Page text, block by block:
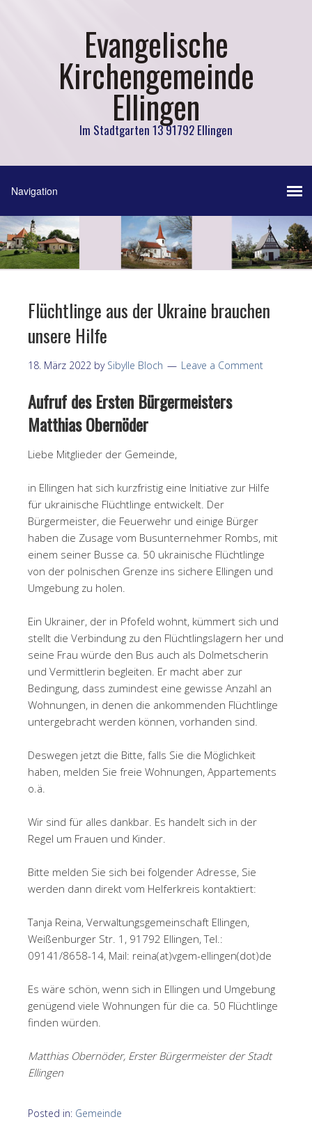
Evangelische
Kirchengemeinde
Ellingen
Im Stadtgarten 13 91792 Ellingen
Flüchtlinge aus der Ukraine brauchen
unsere Hilfe
18. März 2022 by Sibylle Bloch Leave a Comment
Aufruf des Ersten Bürgermeisters
Matthias Obernöder
Liebe Mitglieder der Gemeinde,
in Ellingen hat sich kurzfristig eine Initiative zur Hilfe
für ukrainische Flüchtlinge entwickelt. Der
Bürgermeister, die Feuerwehr und einige Bürger
haben die Zusage vom Busunternehmer Rombs, mit
einem seiner Busse ca. 50 ukrainische Flüchtlinge
von der polnischen Grenze ins sichere Ellingen und
Umgebung zu holen.
Ein Ukrainer, der in Pfofeld wohnt, kümmert sich und
stellt die Verbindung zu den Flüchtlingslagern her und
seine Frau würde den Bus auch als Dolmetscherin
und Vermittlerin begleiten. Er macht aber zur
Bedingung, dass zumindest eine gewisse Anzahl an
Wohnungen, in denen die ankommenden Flüchtlinge
untergebracht werden können, vorhanden sind.
Deswegen jetzt die Bitte, falls Sie die Möglichkeit
haben, melden Sie freie Wohnungen, Appartements
o.ä.
Wir sind für alles dankbar. Es handelt sich in der
Regel um Frauen und Kinder.
Bitte melden Sie sich bei folgender Adresse, Sie
werden dann direkt vom Helferkreis kontaktiert:
Tanja Reina, Verwaltungsgemeinschaft Ellingen,
Weißenburger Str. 1, 91792 Ellingen, Tel.:
09141/8658-14, Mail: reina(at)vgem-ellingen(dot)de
Es wäre schön, wenn sich in Ellingen und Umgebung
genügend viele Wohnungen für die ca. 50 Flüchtlinge
finden würden.
Matthias Obernöder, Erster Bürgermeister der Stadt
Ellingen
Posted in: Gemeinde